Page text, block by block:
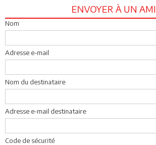
ENVOYER À UN AMI
Nom
Adresse e-mail
Nom du destinataire
Adresse e-mail destinataire
Code de sécurité